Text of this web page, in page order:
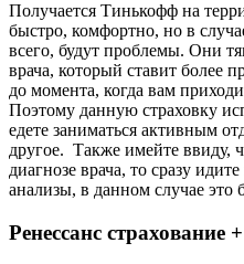
Получается Тинькофф на
быстро, комфортно, но в
всего, будут проблемы. Они
врача, который ставит более
до момента, когда вам
Поэтому данную страховку
едете заниматься активным
другое. Также имейте ввиду,
диагнозе врача, то сразу
анализы, в данном случае это
Ренессанс страхование